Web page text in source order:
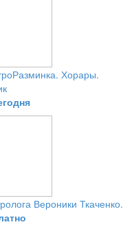
Хорары.
Вероники Ткаченко.